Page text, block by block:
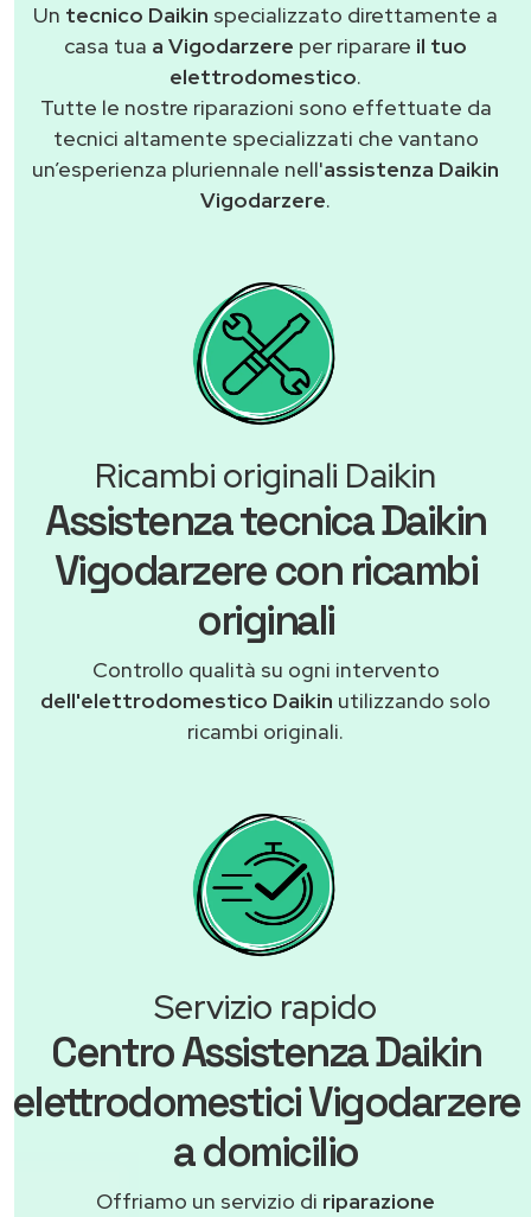
Un tecnico Daikin specializzato direttamente a
casa tua a Vigodarzere per riparare il tuo
elettrodomestico.
Tutte le nostre riparazioni sono effettuate da
tecnici altamente specializzati che vantano
un’esperienza pluriennale nell'assistenza Daikin
Vigodarzere.
Ricambi originali Daikin
Assistenza tecnica Daikin
Vigodarzere con ricambi
originali
Controllo qualità su ogni intervento
dell'elettrodomestico Daikin utilizzando solo
ricambi originali.
Servizio rapido
Centro Assistenza Daikin
elettrodomestici Vigodarzere
a domicilio
Offriamo un servizio di riparazione